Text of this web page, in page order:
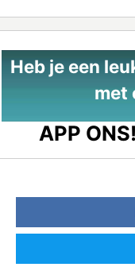
Heb je een
met
APP ONS!